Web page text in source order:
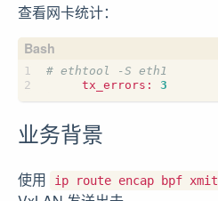
查看网卡统计：
# ethtool -S eth1
     tx_errors:
3
业务背景
使用 ip route encap bpf xmit